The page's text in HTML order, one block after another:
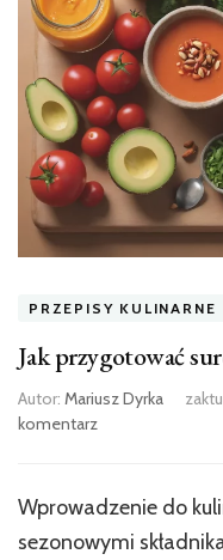
PRZEPISY KULINARNE
Jak przygotować
Autor: Mariusz Dyrka
komentarzwe
przygotować
zupy
Wprowadzenie do
sezonowymi